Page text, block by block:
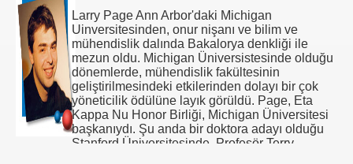
dünyasında dijital topluluklar yaratma, hükümet,
eğitim, bilim ve kültür dallarında bir araç olarak
gördüğü geliştirme yardımlarıyla, uluslararası
tanınmasını sağlayan bir üne kavuştu. Aynı
zamanda, Sun'ın platforma bağımlı olmayan
programlama dili Java'nın geliştirilmesi ve
pazarlanmasında önemli roller üstlendi.
Sun'a katılmasından önce Schmidt, Xerox'un
Palo Alto Araştırma Merkezi (PARC) 'nde
araştırma elemanı idi. Aynı zamanda Bell Lab.
Larry Page Ann Arbor'daki Michigan
Uinversitesinden, onur nişanı ve bilim ve
mühendislik dalında Bakalorya denkliği ile
mezun oldu. Michigan Üniversistesinde olduğu
dönemlerde, mühendislik fakültesinin
geliştirilmesindeki etkilerinden dolayı bir çok
yöneticilik ödülüne layık görüldü. Page, Eta
Kappa Nu Honor Birliği, Michigan Üniversitesi
başkanıydı. Şu anda bir doktora adayı olduğu
Stanford Üniversitesinde, Profesör Terry